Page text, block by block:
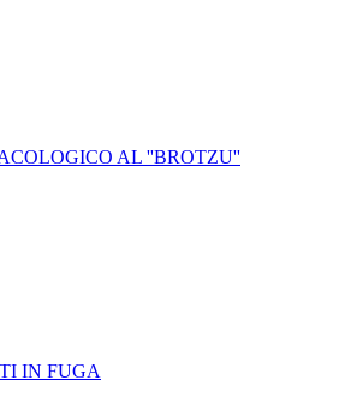
AL ''BROTZU''
IN FUGA